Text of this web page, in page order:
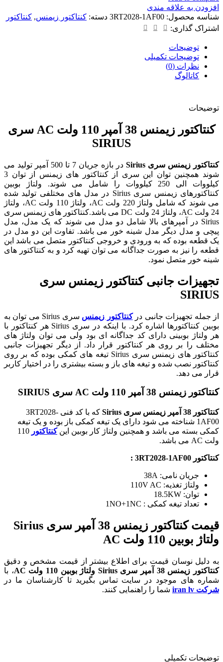
افزودن به علاقه مندی
شناسه محصول: 3RT2028-1AF00 دسته: کنتاکتور زیمنس, کنتاکتور
اشتراک گذاری:
توضیحات
توضیحات تکمیلی
نظرات (0)
کاتالوگ
توضیحات
کنتاکتور زیمنس 38 آمپر 110 ولت AC سری
SIRIUS
کنتاکتور زیمنس سری Sirius
در بازه جریان 7 تا 500 آمپر تولید می
شوند همچنین توان این سری از کنتاکتور های زیمنس از توان 3
کیلووات الی 250 کیلووات را شامل می شوند. ولتاژ بوبین
کنتاکتورهای زیمنس سری Sirius در مدل های مختلفی تولید شده
می شوند که شامل ولتاژ 220 ولت AC، ولتاژ 110 ولت AC، ولتاژ
24 ولت AC، ولتاژ 24 ولت DC می باشد.کنتاکتور های زیمنس سری
Sirius در آمپرهای بالا شامل دو مدل می شوند که یک مدل، مدل
پیچی و مدل دیگر مدل شینه خور می باشد. تفاوت این دو مدل در
یک قطعه بوده که به ورودی و خروجی کنتاکتور متصل می باشد این
قطعه را نیز به صورت جداگانه می توان تهیه کرد و به کنتاکتور های
شینه خور متصل نمود.
تجهیزات جانبی کنتاکتور زیمنس سری
SIRIUS
از جمله تجهیزات جانبی درکنتاکتور زیمنس
سری Sirius می توان به
بوبین کنتاکتورها اشاره کرد. با اینکه در سری Sirius هر کنتاکتور با
هر ولتاژ بوبینی دارای کد جداگانه ای بود ولی می توان ولتاژ های
مختلف را بر روی هر کنتاکتور قرار داد. از دیگر تجهیزات جانبی
کنتاکتور های زیمنس سری Sirius تیغه های کمکی بوده که بر روی
کنتاکتور نصب شده و تیغه های باز و بسته بیشتری را در اختیار کاربر
قرار می دهد.
کنتاکتور زیمنس 38 آمپر 110 ولت AC سری SIRIUS
کنتاکتور 38 آمپر زیمنس سری Sirius
که با کد فنی 3RT2028-
1AF00 شناخته می شود دارای یک تیغه کمکی باز بوده و یک تیغه
کمکی بسته می باشد و همچنین ولتاژ کار بوبین اینکنتاکتور 110
ولت AC می باشد.
کنتاکتور 3RT2028-1AF00 :
جریان نامی: 38A
ولتاژ تغذیه: 110V AC
توان: 18.5KW
تعداد تیغه کمکی : 1NO+1NC
قیمت کنتاکتور زیمنس 38 آمپر سری Sirius
ولتاژ بوبین 110 ولت AC
به دلیل نوسان قیمت برای اطلاع بیشتر از قیمت مشخص و دقیق
کنتاکتور زیمنس 38 آمپر سری Sirius ولتاژ بوبین 110 ولت AC
، با
شماره های موجود در سایت تماس بگیرید تا کارشناسان ما در
شرکت iran lv
شما را راهنمایی کنند.
توضیحات تکمیلی